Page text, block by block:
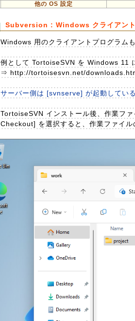
他の OS 設定
Subversion : Windows クライアント
Windows 用のクライアントプログラム
例として TortoiseSVN を Windows 11
⇒ http://tortoisesvn.net/
サーバー側は [svnserve] が起動してい
TortoiseSVN インストール後、作業フ
Checkout] を選択すると、作業ファイル